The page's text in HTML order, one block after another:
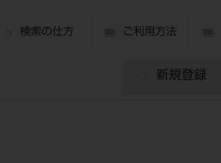
検索の仕方 ご利用方法
新規登録